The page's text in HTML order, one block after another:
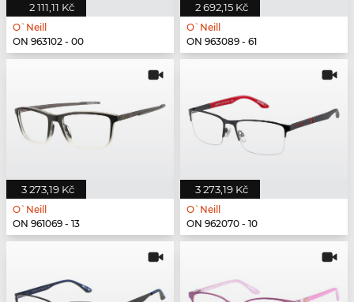
2 111,11 Kč
O`Neill
ON 963102 - 00
2 692,15 Kč
O`Neill
ON 963089 - 61
3 273,19 Kč
O`Neill
ON 961069 - 13
3 273,19 Kč
O`Neill
ON 962070 - 10